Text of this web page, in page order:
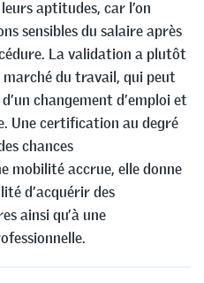
aptitudes, car l’on
sensibles du salaire après
La validation a plutôt
marché du travail, qui peut
changement d’emploi et
Une certification au degré
chances
mobilité accrue, elle donne
d’acquérir des
ainsi qu’à une